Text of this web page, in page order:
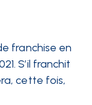
franchise en
S’il franchit
cette fois,